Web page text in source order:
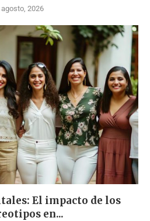
agosto, 2026
El impacto de los
en...